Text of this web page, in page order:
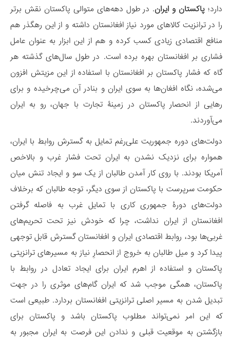
دارد؛ پاکستان و ایران. در طول دهه‌های متوالی پاکستان نقش برتر
را در ترانزیت کالاهای مورد نیاز افغانستان داشته و از این رهگذر هم
منافع اقتصادی زیادی کسب کرده و هم از این ابزار به عنوان عامل
فشاری بر افغانستان بهره برده است. در طول سال‌های گذشته هر
گاه که فشار پاکستان بر افغانستان با استفاده از این مزیتش افزون
می‌شده، نگاه افغان‌ها به سوی ایران و بنادر آن می‌چرخیده و برای
رهایی از انحصار پاکستان در زمینۀ تجارت با جهان، رو به ایران
می‌آوردند.
دولت‌های دوره جمهوریت علی‌رغم تمایل به گسترش روابط با ایران،
همواره برای نزدیک نشدن به ایران تحت فشار غرب و بالاخص
آمریکا بودند. با روی کار آمدن طالبان از یک سو و ایجاد تنش میان
حکومت سرپرست با پاکستان از سوی دیگر، توجه طالبان که برخلاف
دولت‌های دورۀ جمهوری کاری با تمایل غرب به فاصله گرفتن
افغانستان از ایران نداشت، چرا که خودش نیز تحت تحریم‌های
غربی‌ها بود، روابط اقتصادی ایران و افغانستان گسترش قابل توجهی
پیدا کرد و میل طالبان به خروج از انحصارِ نیاز به مسیرهای ترانزیتی
پاکستان و استفاده از اهرم ایران برای ایجاد تعادل در روابط با
پاکستان، همگی موجب شد که ایران گام‌های موثری را در جهت
تبدیل شدن به مسیر اصلی ترانزیتی افغانستان بردارد. طبیعی است
که این امر نمی‌تواند مطلوب پاکستان باشد و پاکستان برای
بازگشتن به موقعیت قبلی و ندادن این فرصت به ایران مجبور به